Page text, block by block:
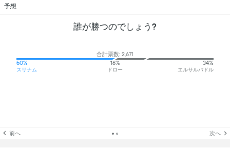
予想
誰が勝つのでしょう?
合計票数: 2,671
50%
スリナム
16%
ドロー
34%
エルサルバドル
前へ 次へ